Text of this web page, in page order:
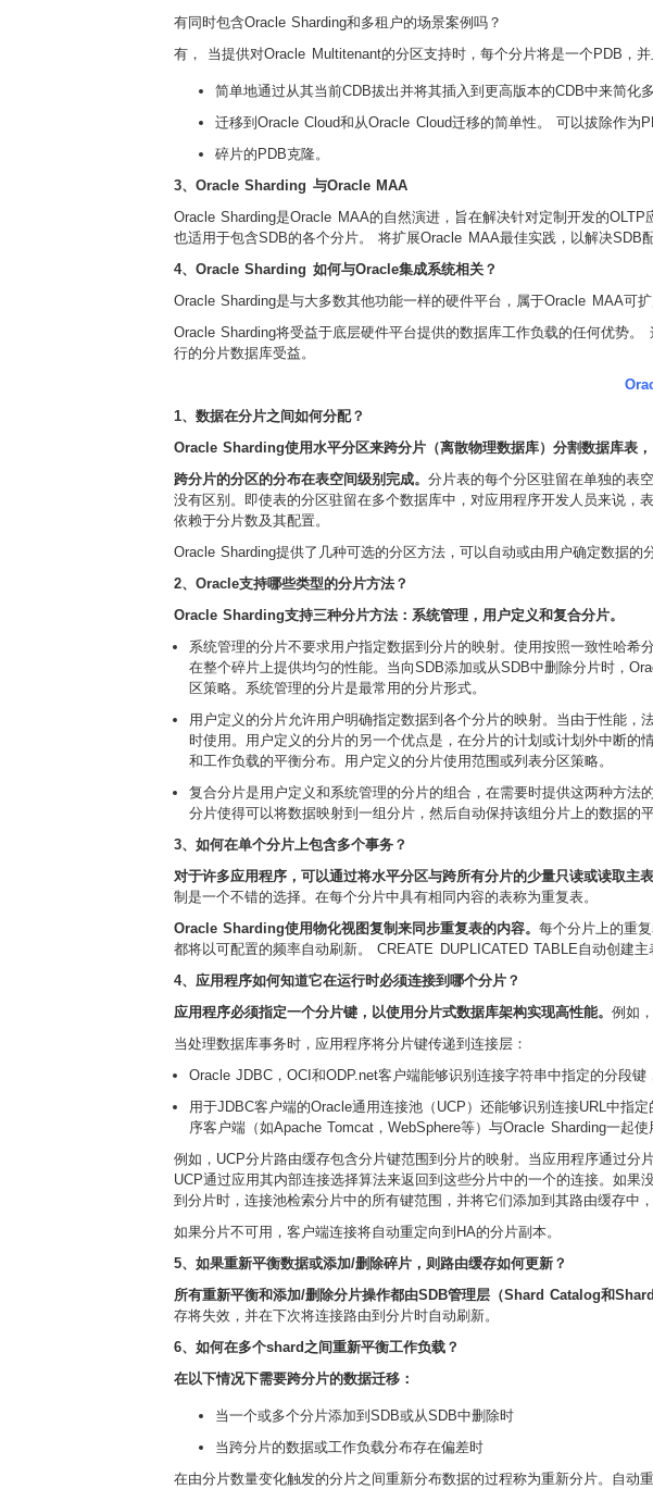
有同时包含Oracle Sharding和多租户的场景案例吗？
有， 当提供对Oracle Multitenant的分区支持时，每个分片将是一个PDB，
简单地通过从其当前CDB拔出并将其插入到更高版本的CDB中来简化
迁移到Oracle Cloud和从Oracle Cloud迁移的简单性。 可以拔除作为
碎片的PDB克隆。
3、Oracle Sharding 与Oracle MAA
Oracle Sharding是Oracle MAA的自然演进，旨在解决针对定制开发的
也适用于包含SDB的各个分片。 将扩展Oracle MAA最佳实践，以解决SDB
4、Oracle Sharding 如何与Oracle集成系统相关？
Oracle Sharding是与大多数其他功能一样的硬件平台，属于Oracle MAA可扩
Oracle Sharding将受益于底层硬件平台提供的数据库工作负载的任何优势
行的分片数据库受益。
1、数据在分片之间如何分配？
Oracle Sharding使用水平分区来跨分片（离散物理数据库）分割数据库表
跨分片的分区的分布在表空间级别完成。 分片表的每个分区驻留在单独的表
没有区别。即使表的分区驻留在多个数据库中，对应用程序开发人员来说
依赖于分片数及其配置。
Oracle Sharding提供了几种可选的分区方法，可以自动或由用户确定数据的
2、Oracle支持哪些类型的分片方法？
Oracle Sharding支持三种分片方法：系统管理，用户定义和复合分片。
系统管理的分片不要求用户指定数据到分片的映射。使用按照一致性哈
在整个碎片上提供均匀的性能。当向SDB添加或从SDB中删除分片时，
区策略。系统管理的分片是最常用的分片形式。
用户定义 的分片允许用户明确指定数据到各个分片的映射。当由于性能
时使用。用户定义的分片的另一个优点是，在分片的计划或计划外中断
和工作负载的平衡分布。用户定义的分片使用范围或列表分区策略。
复合分片是用户定义和系统管理的分片的组合，在需要时提供这两种方法
分片使得可以将数据映射到一组分片，然后自动保持该组分片上的数据的平
3、如何在单个分片上包含多个事务？
对于许多应用程序，可以通过将水平分区与跨所有分片的少量只读或读取主
制是一个不错的选择。在每个分片中具有相同内容的表称为重复表。
Oracle Sharding使用物化视图复制来同步重复表的内容。每个分片上的重
都将以可配置的频率自动刷新。 CREATE DUPLICATED TABLE自动创建主
4、应用程序如何知道它在运行时必须连接到哪个分片？
应用程序必须指定一个分片键，以使用分片式数据库架构实现高性能。 例如
当处理数据库事务时，应用程序将分片键传递到连接层：
Oracle JDBC，OCI和ODP.net客户端能够识别连接字符串中指定的分段键
用于JDBC客户端的Oracle通用连接池（UCP）还能够识别连接URL中指定
序客户端（如Apache Tomcat，WebSphere等）与Oracle Sharding一起使
例如，UCP分片路由缓存包含分片键范围到分片的映射。当应用程序通过
UCP通过应用其内部连接选择算法来返回到这些分片中的一个的连接。如
到分片时，连接池检索分片中的所有键范围，并将它们添加到其路由缓存中
如果分片不可用，客户端连接将自动重定向到HA的分片副本。
5、如果重新平衡数据或添加/删除碎片，则路由缓存如何更新？
所有重新平衡和添加/删除分片操作都由SDB管理层（Shard Catalog和
存将失效，并在下次将连接路由到分片时自动刷新。
6、如何在多个shard之间重新平衡工作负载？
在以下情况下需要跨分片的数据迁移：
当一个或多个分片添加到SDB或从SDB中删除时
当跨分片的数据或工作负载分布存在偏差时
在由分片数量变化触发的分片之间重新分布数据的过程称为重新分片。自